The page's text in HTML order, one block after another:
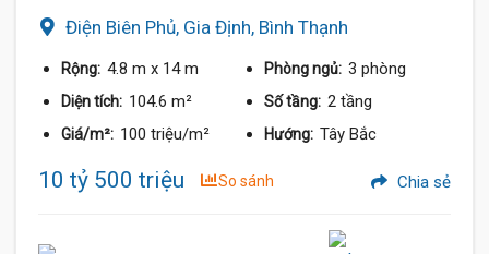
Điện Biên Phủ, Gia Định, Bình Thạnh
Rộng: 4.8 m x 14 m Phòng ngủ: 3 phòng
Diện tích: 104.6 m² Số tầng: 2 tầng
Giá/m²: 100 triệu/m² Hướng: Tây Bắc
10 tỷ 500 triệu So sánh Chia sẻ